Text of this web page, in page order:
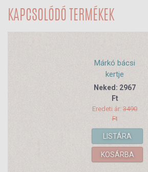
KAPCSOLÓDÓ TERMÉKEK
Márkó bácsi
kertje
Neked: 2967
Ft
Eredeti ár: 3490
Ft
LISTÁRA
KOSÁRBA